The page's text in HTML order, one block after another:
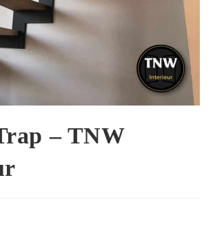
– TNW